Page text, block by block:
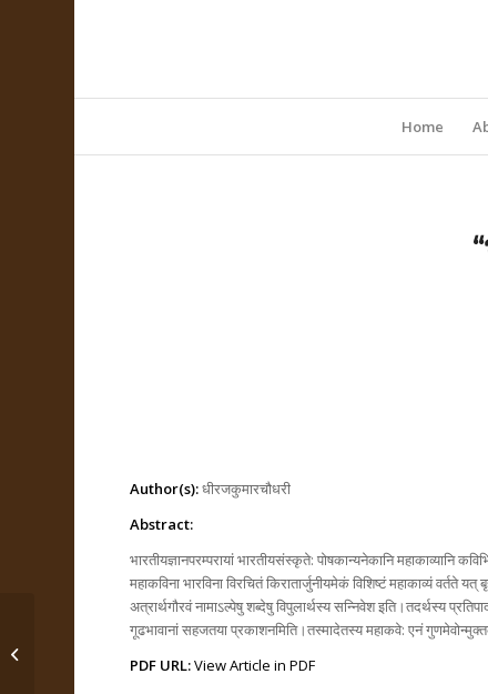
Home
Author(s):धीरजकुमारचौधरी
Abstract:
भारतीयज्ञानपरम्परायां भारतीयसंस्कृते: पोषकान्यनेकानि महाकाव्यानि
महाकविना भारविना विरचितं किरातार्जुनीयमेकं विशिष्टं महाकाव्यं वर्तते
अत्रार्थगौरवं नामाऽल्पेषु शब्देषु विपुलार्थस्य सन्निवेश इति।तदर्थस्य
गूढभावानां सहजतया प्रकाशनमिति।तस्मादेतस्य महाकवे: एनं
PDF URL:View Article in PDF